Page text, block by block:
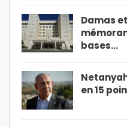
Damas
bases…
en 15